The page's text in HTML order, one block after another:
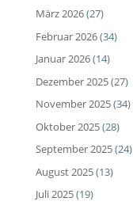
März 2026(27)
Februar 2026(34)
Januar 2026(14)
Dezember 2025(27)
November 2025(34)
Oktober 2025(28)
September 2025(24)
August 2025(13)
Juli 2025(19)